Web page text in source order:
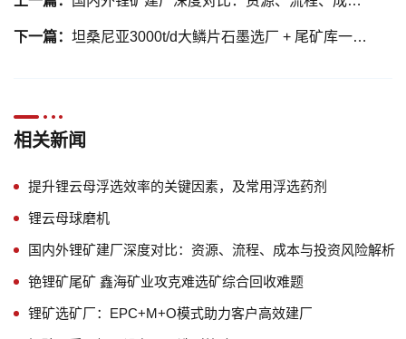
下一篇： 坦桑尼亚3000t/d大鳞片石墨选厂 + 尾矿库一体化选矿方案
相关新闻
提升锂云母浮选效率的关键因素，及常用浮选药剂
锂云母球磨机
国内外锂矿建厂深度对比：资源、流程、成本与投资风险解析
铯锂矿尾矿 鑫海矿业攻克难选矿综合回收难题
锂矿选矿厂：EPC+M+O模式助力客户高效建厂